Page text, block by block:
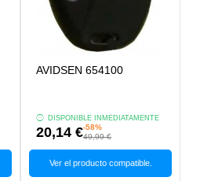
AVIDSEN 654100
DISPONIBLE INMEDIATAMENTE
20,14 €-58%
49,99 €
Ver el producto compatible.